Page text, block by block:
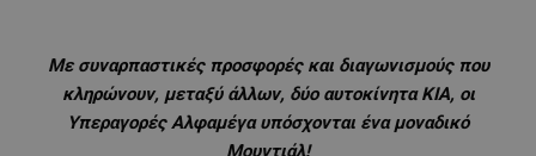
Με συναρπαστικές προσφορές και διαγωνισμούς που
κληρώνουν, μεταξύ άλλων, δύο αυτοκίνηταKIA, οι
Υπεραγορές Αλφαμέγα υπόσχονται ένα μοναδικό
Μουντιάλ!